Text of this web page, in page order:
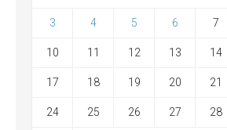
3 4 5 6 7
10 11 12 13 14
17 18 19 20 21
24 25 26 27 28